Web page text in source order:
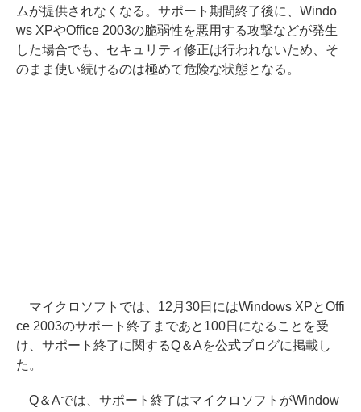
ムが提供されなくなる。サポート期間終了後に、Windo
ws XPやOffice 2003の脆弱性を悪用する攻撃などが発生
した場合でも、セキュリティ修正は行われないため、そ
のまま使い続けるのは極めて危険な状態となる。
マイクロソフトでは、12月30日にはWindows XPとOffi
ce 2003のサポート終了まであと100日になることを受
け、サポート終了に関するQ＆Aを公式ブログに掲載し
た。
Q＆Aでは、サポート終了はマイクロソフトがWindow